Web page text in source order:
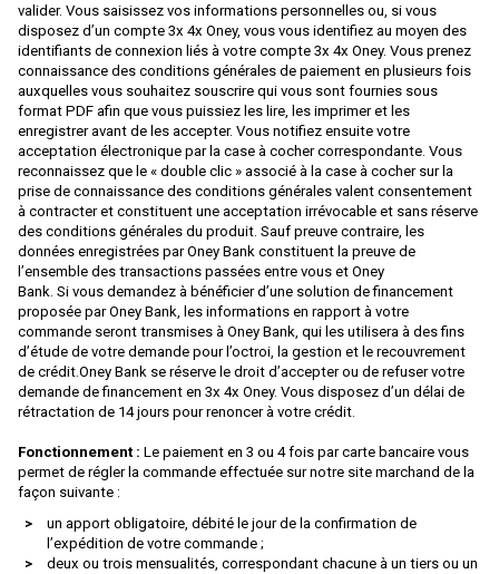
B MODELS
BOS-MODELS
BOWSER
BRAMOS
BRANCHLINE TRAINS
BRAWA
Brekina
BROADWAY LIMITED IMPORT
BUB
Busch
Cararama
Carmina
Carpena
CHREZO
CLAREL
valider. Vous saisissez vos informations personnelles ou, si vous
disposez d’un compte 3x 4x Oney, vous vous identifiez au moyen des
identifiants de connexion liés à votre compte 3x 4x Oney. Vous prenez
connaissance des conditions générales de paiement en plusieurs fois
auxquelles vous souhaitez souscrire qui vous sont fournies sous
format PDF afin que vous puissiez les lire, les imprimer et les
enregistrer avant de les accepter. Vous notifiez ensuite votre
acceptation électronique par la case à cocher correspondante. Vous
reconnaissez que le « double clic » associé à la case à cocher sur la
prise de connaissance des conditions générales valent consentement
à contracter et constituent une acceptation irrévocable et sans réserve
des conditions générales du produit. Sauf preuve contraire, les
données enregistrées par Oney Bank constituent la preuve de
l’ensemble des transactions passées entre vous et Oney
Bank. Si vous demandez à bénéficier d’une solution de financement
proposée par Oney Bank, les informations en rapport à votre
commande seront transmises à Oney Bank, qui les utilisera à des fins
d’étude de votre demande pour l’octroi, la gestion et le recouvrement
de crédit.Oney Bank se réserve le droit d’accepter ou de refuser votre
demande de financement en 3x 4x Oney. Vous disposez d’un délai de
rétractation de 14 jours pour renoncer à votre crédit.
Fonctionnement : Le paiement en 3 ou 4 fois par carte bancaire vous
permet de régler la commande effectuée sur notre site marchand de la
façon suivante :
un apport obligatoire, débité le jour de la confirmation de
l’expédition de votre commande ;
deux ou trois mensualités, correspondant chacune à un tiers ou un